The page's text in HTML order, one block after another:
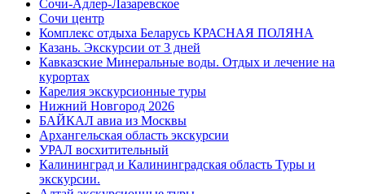
Сочи-Адлер-Лазаревское
Сочи центр
Комплекс отдыха Беларусь КРАСНАЯ ПОЛЯНА
Казань. Экскурсии от 3 дней
Кавказские Минеральные воды. Отдых и лечение на
курортах
Карелия экскурсионные туры
Нижний Новгород 2026
БАЙКАЛ авиа из Москвы
Архангельская область экскурсии
УРАЛ восхитительный
Калининград и Калининградская область Туры и
экскурсии.